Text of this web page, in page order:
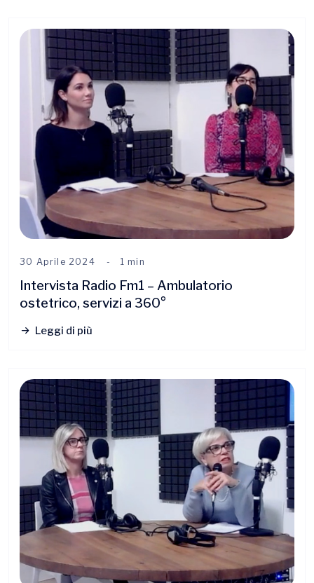
30 Aprile 2024 1 min
Intervista Radio Fm1 – Ambulatorio
ostetrico, servizi a 360°
Leggi di più